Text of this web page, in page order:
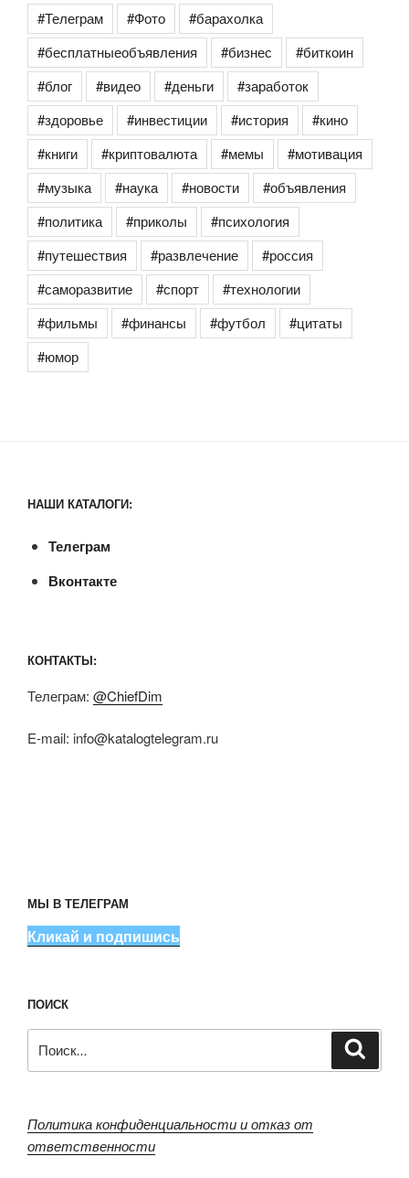
#Телеграм
#Фото
#барахолка
#бесплатныеобъявления
#бизнес
#биткоин
#блог
#видео #деньги
#заработок
#здоровье
#инвестиции #история
#кино
#книги
#криптовалюта #мемы
#мотивация
#музыка
#наука #новости
#объявления
#политика
#приколы
#психология
#путешествия
#развлечение
#россия
#саморазвитие
#спорт
#технологии
#фильмы
#финансы #футбол
#цитаты
#юмор
НАШИ КАТАЛОГИ:
Телеграм
Вконтакте
КОНТАКТЫ:
Телеграм: @ChiefDim
E-mail: info@katalogtelegram.ru
МЫ В ТЕЛЕГРАМ
Кликай и подпишись
ПОИСК
Политика конфиденциальности и отказ от
ответственности